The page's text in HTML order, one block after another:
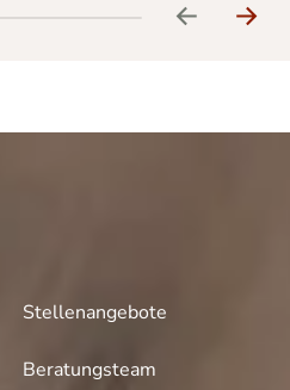
Stellenangebote
Beratungsteam